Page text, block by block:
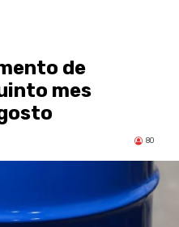
de
mes
80